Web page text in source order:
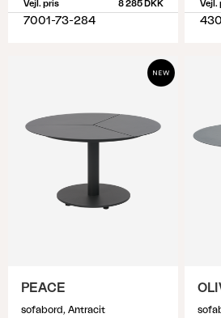
Vejl. pris 8 285 DKK
7001-73-284
Vejl.
PEACE
sofabord, Antracit